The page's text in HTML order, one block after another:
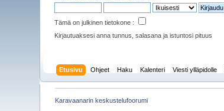
Tämä on julkinen tietokone :
Kirjautuaksesi anna tunnus, salasana ja istuntosi pituus
Etusivu Ohjeet Haku Kalenteri Viesti ylläpidolle
Karavaanarin keskustelufoorumi